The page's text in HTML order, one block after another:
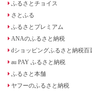
ふるさとチョイス
さとふる
ふるさとプレミアム
ANAのふるさと納税
dショッピングふるさと納税百
au PAY ふるさと納税
ふるさと本舗
ヤフーのふるさと納税